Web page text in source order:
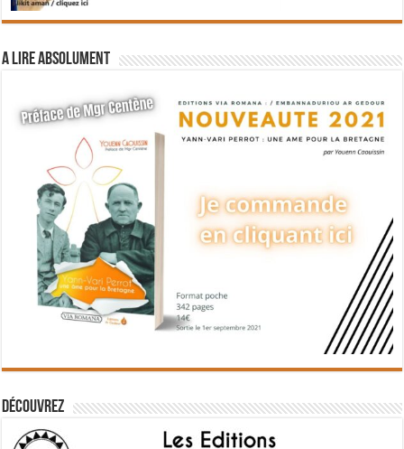
A lire absolument
Découvrez